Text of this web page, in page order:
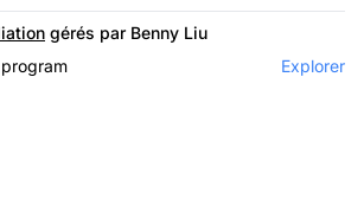
gérés par Benny Liu
Explorer